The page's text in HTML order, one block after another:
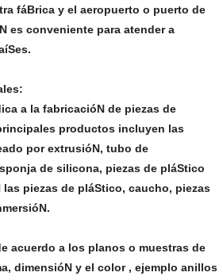
fáBrica y el aeropuerto o puerto de
es conveniente para atender a
a la fabricacióN de piezas de
productos incluyen las
por extrusióN, tubo de
de silicona, piezas de pláStico
piezas de pláStico, caucho, piezas
acuerdo a los planos o muestras de
dimensióN y el color , ejemplo anillos